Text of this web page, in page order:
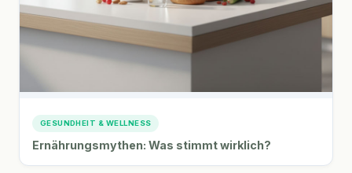
GESUNDHEIT & WELLNESS
Ernährungsmythen: Was stimmt wirklich?